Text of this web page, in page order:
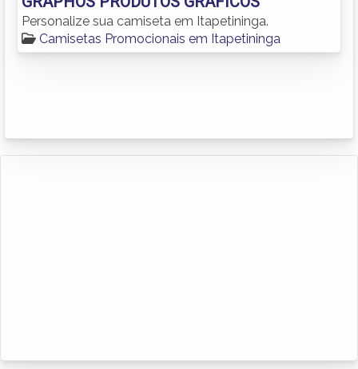
Personalize sua camiseta em Itapetininga.
Camisetas Promocionais em Itapetininga